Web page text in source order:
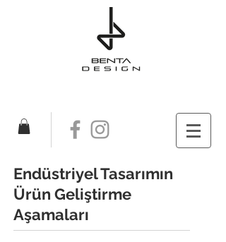
Endüstriyel Tasarımın
Ürün Geliştirme
Aşamaları